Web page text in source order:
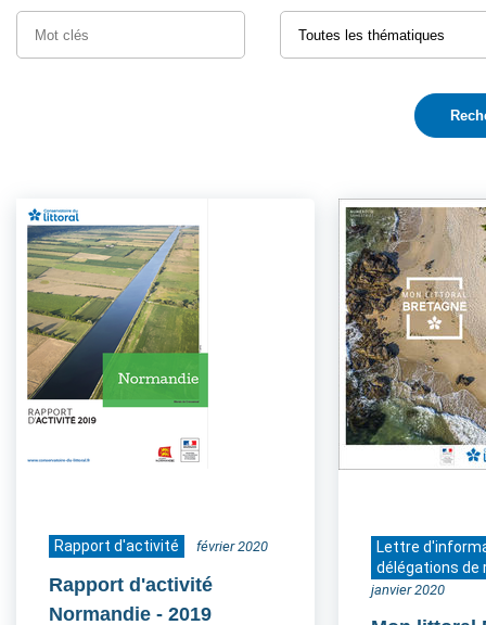
Rapport d'activité février 2020
Rapport d'activité
Normandie - 2019
Lettre
délégations de
janvier 2020